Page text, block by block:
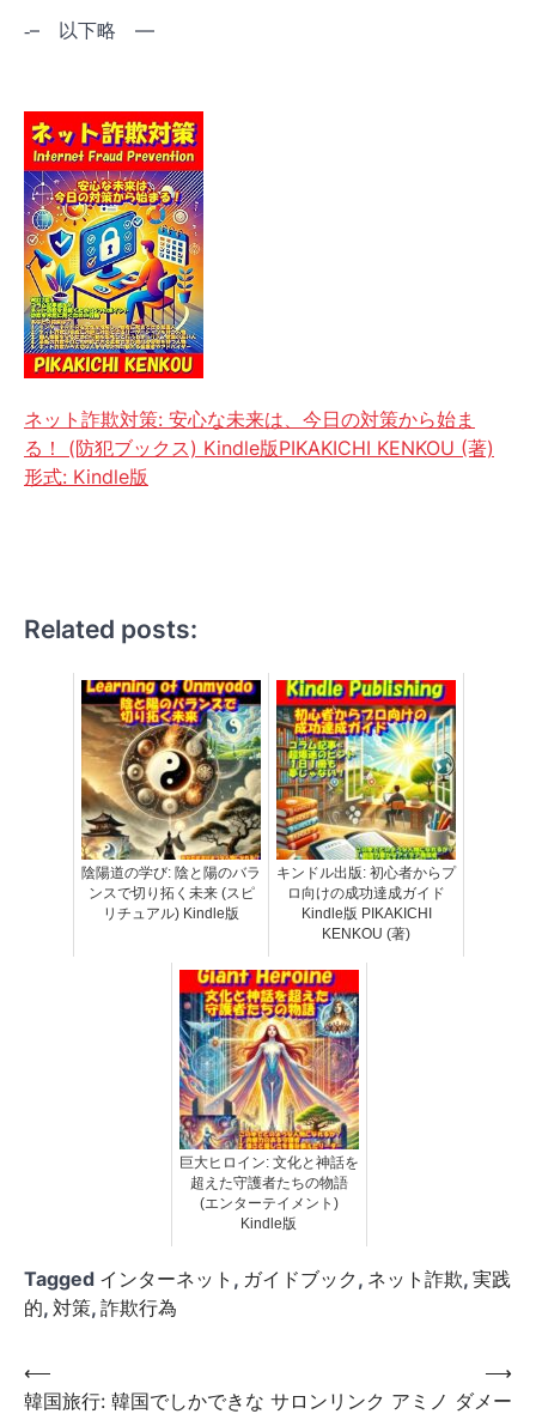
‐– 以下略 —
ネット詐欺対策: 安心な未来は、今日の対策から始ま
る！ (防犯ブックス) Kindle版PIKAKICHI KENKOU (著)
形式: Kindle版
Related posts:
陰陽道の学び: 陰と陽のバラ
ンスで切り拓く未来 (スピ
リチュアル) Kindle版
キンドル出版: 初心者からプ
ロ向けの成功達成ガイド
Kindle版 PIKAKICHI
KENKOU (著)
巨大ヒロイン: 文化と神話を
超えた守護者たちの物語
(エンターテイメント)
Kindle版
Tagged インターネット , ガイドブック , ネット詐欺, 実践
的, 対策, 詐欺行為
投
⟵
韓国旅行: 韓国でしかできな サロンリンク アミノ ダメー
⟶